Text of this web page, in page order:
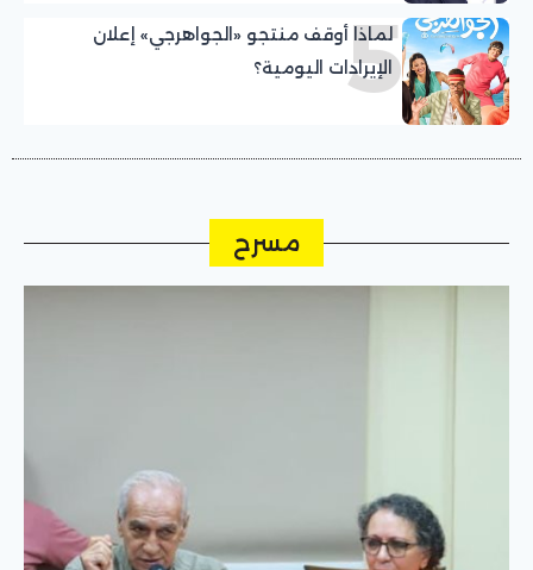
5
لماذا أوقف منتجو «الجواهرجي» إعلان
الإيرادات اليومية؟
مسرح